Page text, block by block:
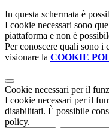
In questa schermata è
I cookie necessari sono
piattaforma e non è
Per conoscere quali sono i
visionare la COOKIE
Cookie necessari per il
I cookie necessari per il
disabilitati. È possibile
policy.